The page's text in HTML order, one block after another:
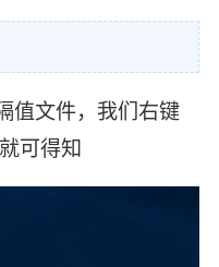
值文件，我们右键
可得知